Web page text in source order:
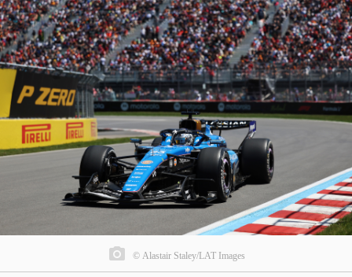
© Alastair Staley/LAT Images